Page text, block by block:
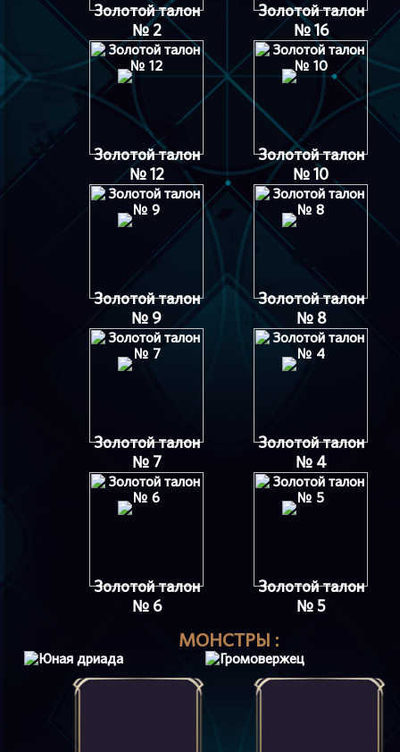
Золотой талон
№ 2
Золотой талон
№ 16
Золотой талон
№ 12
Золотой талон
№ 10
Золотой талон
№ 9
Золотой талон
№ 8
Золотой талон
№ 7
Золотой талон
№ 4
Золотой талон
№ 6
Золотой талон
№ 5
МОНСТРЫ :